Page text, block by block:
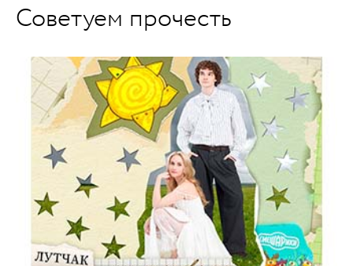
Советуем прочесть